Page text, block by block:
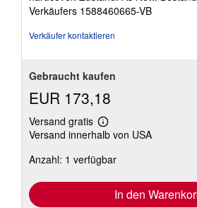
von
5
Verkäufers 1588460665-VB
Verkäufer kontaktieren
Gebraucht kaufen
EUR 173,18
Versand gratis
Weitere
Informationen
Versandkosten
Versand innerhalb von USA
Anzahl: 1 verfügbar
In den